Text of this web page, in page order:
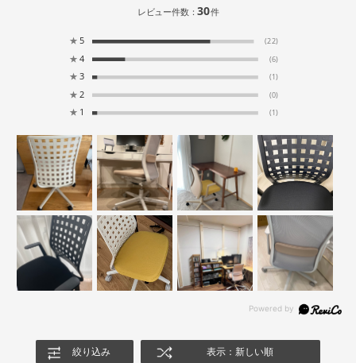
レビュー件数：30件
★ 5 (22)
★ 4 (6)
★ 3 (1)
★ 2 (0)
★ 1 (1)
絞り込み 表示：新しい順